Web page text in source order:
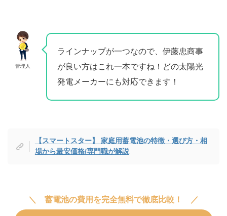
管理人
ラインナップが一つなので、伊藤忠商事
が良い方はこれ一本ですね！どの太陽光
発電メーカーにも対応できます！
【スマートスター】 家庭用蓄電池の特徴・選び方・相
場から最安価格/専門職が解説
蓄電池の費用を完全無料で徹底比較！